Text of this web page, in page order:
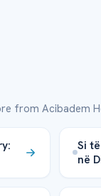
from Acibadem
Si
në